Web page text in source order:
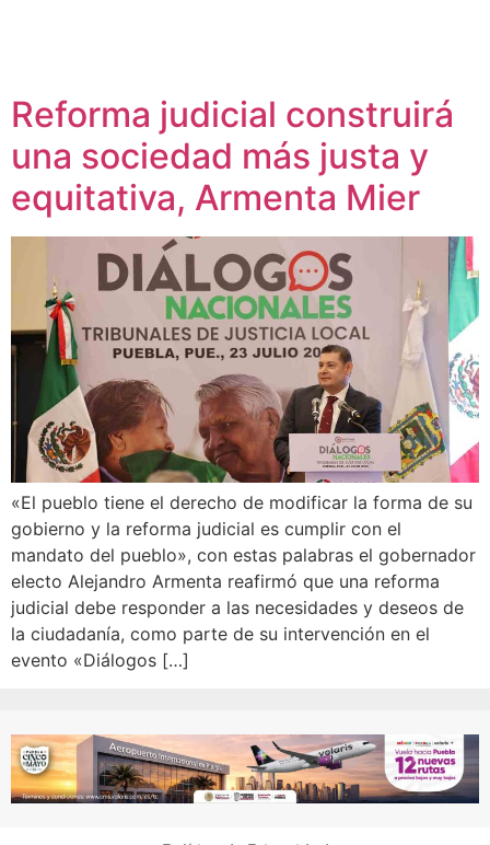
Reforma judicial construirá
una sociedad más justa y
equitativa, Armenta Mier
«El pueblo tiene el derecho de modificar la forma de su
gobierno y la reforma judicial es cumplir con el
mandato del pueblo», con estas palabras el gobernador
electo Alejandro Armenta reafirmó que una reforma
judicial debe responder a las necesidades y deseos de
la ciudadanía, como parte de su intervención en el
evento «Diálogos […]